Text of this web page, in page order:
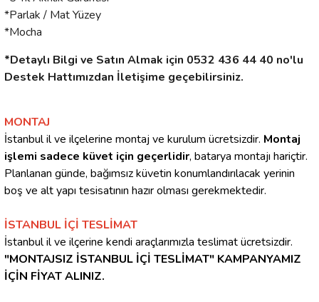
*Parlak / Mat Yüzey
*Mocha
*Detaylı Bilgi ve Satın Almak için 0532 436 44 40 no'lu
Destek Hattımızdan İletişime geçebilirsiniz.
MONTAJ
İstanbul il ve ilçelerine montaj ve kurulum ücretsizdir. Montaj
işlemi sadece küvet için geçerlidir, batarya montajı hariçtir.
Planlanan günde, bağımsız küvetin konumlandırılacak yerinin
boş ve alt yapı tesisatının hazır olması gerekmektedir.
İSTANBUL İÇİ TESLİMAT
İstanbul il ve ilçerine kendi araçlarımızla teslimat ücretsizdir.
"MONTAJSIZ İSTANBUL İÇİ TESLİMAT" KAMPANYAMIZ
İÇİN FİYAT ALINIZ.